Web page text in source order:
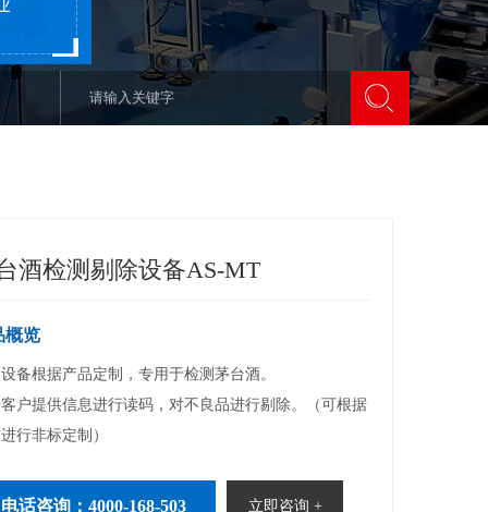
酒检测剔除设备AS-MT
概览
备根据产品定制，专用于检测茅台酒。
户提供信息进行读码，对不良品进行剔除。（可根据
行非标定制）
电话咨询：4000-168-503 立即咨询 +